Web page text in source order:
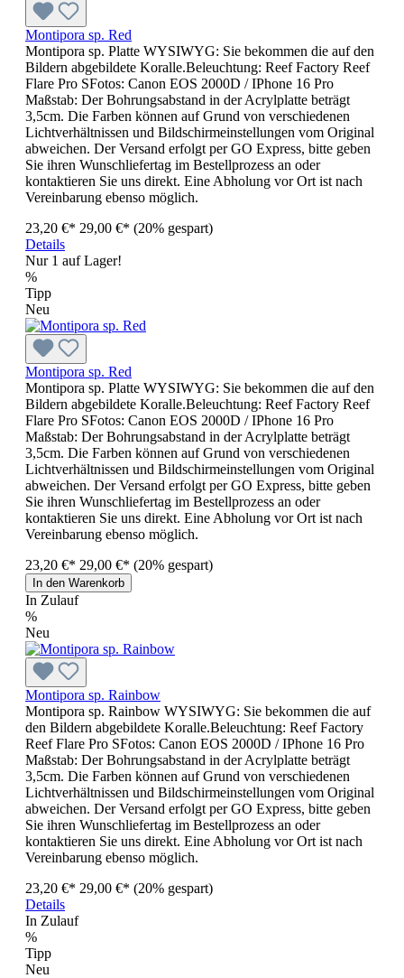
Montipora sp. Red
Montipora sp. Platte WYSIWYG: Sie bekommen die auf den
Bildern abgebildete Koralle.Beleuchtung: Reef Factory Reef
Flare Pro SFotos: Canon EOS 2000D / IPhone 16 Pro
Maßstab: Der Bohrungsabstand in der Acrylplatte beträgt
3,5cm. Die Farben können auf Grund von verschiedenen
Lichtverhältnissen und Bildschirmeinstellungen vom Original
abweichen. Der Versand erfolgt per GO Express, bitte geben
Sie ihren Wunschliefertag im Bestellprozess an oder
kontaktieren Sie uns direkt. Eine Abholung vor Ort ist nach
Vereinbarung ebenso möglich.
23,20 €* 29,00 €* (20% gespart)
Details
Nur 1 auf Lager!
%
Tipp
Neu
Montipora sp. Red
Montipora sp. Platte WYSIWYG: Sie bekommen die auf den
Bildern abgebildete Koralle.Beleuchtung: Reef Factory Reef
Flare Pro SFotos: Canon EOS 2000D / IPhone 16 Pro
Maßstab: Der Bohrungsabstand in der Acrylplatte beträgt
3,5cm. Die Farben können auf Grund von verschiedenen
Lichtverhältnissen und Bildschirmeinstellungen vom Original
abweichen. Der Versand erfolgt per GO Express, bitte geben
Sie ihren Wunschliefertag im Bestellprozess an oder
kontaktieren Sie uns direkt. Eine Abholung vor Ort ist nach
Vereinbarung ebenso möglich.
23,20 €* 29,00 €* (20% gespart)
In den Warenkorb
In Zulauf
%
Neu
Montipora sp. Rainbow
Montipora sp. Rainbow WYSIWYG: Sie bekommen die auf
den Bildern abgebildete Koralle.Beleuchtung: Reef Factory
Reef Flare Pro SFotos: Canon EOS 2000D / IPhone 16 Pro
Maßstab: Der Bohrungsabstand in der Acrylplatte beträgt
3,5cm. Die Farben können auf Grund von verschiedenen
Lichtverhältnissen und Bildschirmeinstellungen vom Original
abweichen. Der Versand erfolgt per GO Express, bitte geben
Sie ihren Wunschliefertag im Bestellprozess an oder
kontaktieren Sie uns direkt. Eine Abholung vor Ort ist nach
Vereinbarung ebenso möglich.
23,20 €* 29,00 €* (20% gespart)
Details
In Zulauf
%
Tipp
Neu